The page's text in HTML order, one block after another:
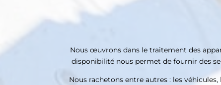
Nous œuvrons dans le traitement des
disponibilité nous permet de fournir des
Nous rachetons entre autres : les